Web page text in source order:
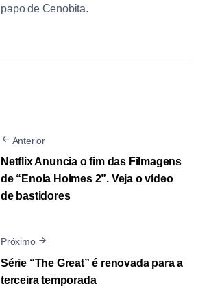
papo de Cenobita.
Anterior
Netflix Anuncia o fim das Filmagens
de “Enola Holmes 2”. Veja o vídeo
de bastidores
Próximo
Série “The Great” é renovada para a
terceira temporada